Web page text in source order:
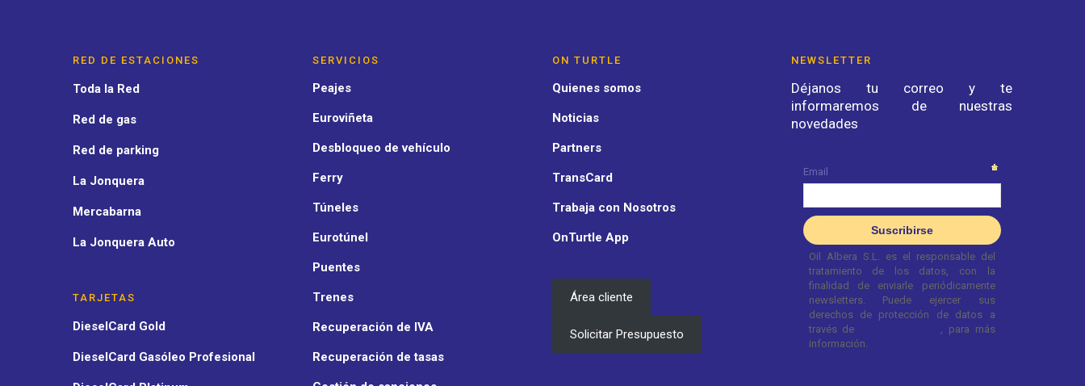
RED DE ESTACIONES
Toda la Red
Red de gas
Red de parking
La Jonquera
Mercabarna
La Jonquera Auto
TARJETAS
DieselCard Gold
DieselCard Gasóleo Profesional
SERVICIOS
Peajes
Euroviñeta
Desbloqueo de vehículo
Ferry
Túneles
Eurotúnel
Puentes
Trenes
Recuperación de IVA
Recuperación de tasas
ON TURTLE
Quienes somos
Noticias
Partners
TransCard
Trabaja con Nosotros
OnTurtle App
Área cliente
Solicitar Presupuesto
NEWSLETTER
Déjanos tu correo y te
informaremos de nuestras
novedades